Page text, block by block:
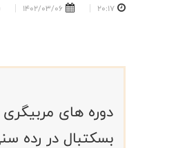
20:17
1402/03/06
دوره های
بسکتبال در رده سنی زیر ۱۲ سال در